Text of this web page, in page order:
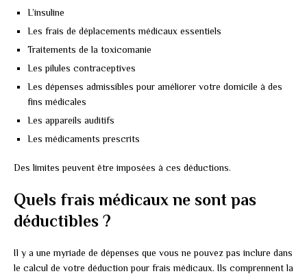
L’insuline
Les frais de déplacements médicaux essentiels
Traitements de la toxicomanie
Les pilules contraceptives
Les dépenses admissibles pour améliorer votre domicile à des
fins médicales
Les appareils auditifs
Les médicaments prescrits
Des limites peuvent être imposées à ces déductions.
Quels frais médicaux ne sont pas
déductibles ?
Il y a une myriade de dépenses que vous ne pouvez pas inclure dans
le calcul de votre déduction pour frais médicaux. Ils comprennent la